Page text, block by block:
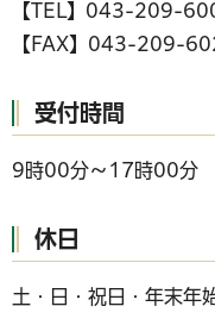
【TEL】043-209-
【FAX】043-209-
受付時間
9時00分～17時00分
休日
土・日・祝日・年末年